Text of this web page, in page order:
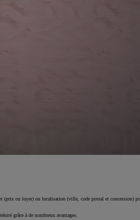
(prix ou loyer) ou localisation (ville, code postal et concession)
grâce à de nombreux avantages.